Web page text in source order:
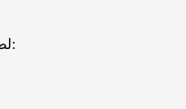
لطفا پاسخ را به عدد انگلیسی وارد کنید: